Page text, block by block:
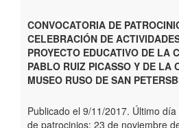
CONVOCATORIA DE
CELEBRACIÓN DE
PROYECTO EDUCATIVO DE LA
PABLO RUIZ PICASSO Y DE LA
MUSEO RUSO DE SAN
Publicado el 9/11/2017. Último
de patrocinios: 23 de noviembre